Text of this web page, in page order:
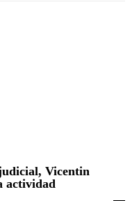
Vicentin
actividad